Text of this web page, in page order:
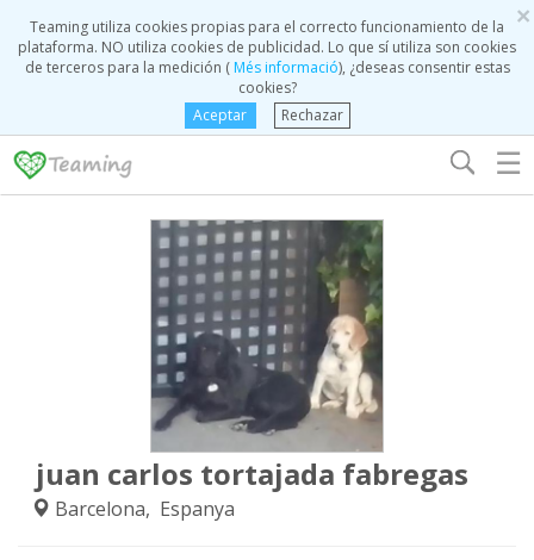
×
Teaming utiliza cookies propias para el correcto funcionamiento de la
plataforma. NO utiliza cookies de publicidad. Lo que sí utiliza son cookies
de terceros para la medición (Més informació), ¿deseas consentir estas
cookies?
Aceptar
Rechazar
☰
juan carlos tortajada fabregas
Barcelona, Espanya